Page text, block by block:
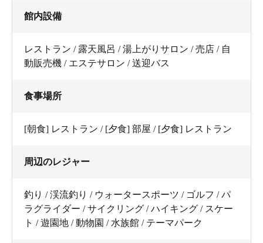
館内設備
レストラン / 露天風呂 / 湯上がりサロン / 売店 / 自
動販売機 / エステサロン / 送迎バス
食事場所
[朝食] レストラン / [夕食] 部屋 / [夕食] レストラン
周辺のレジャー
釣り / 渓流釣り / ウォータースポーツ / ゴルフ / パ
ラグライダー / サイクリング / ハイキング / スケー
ト / 遊園地 / 動物園 / 水族館 / テーマパーク